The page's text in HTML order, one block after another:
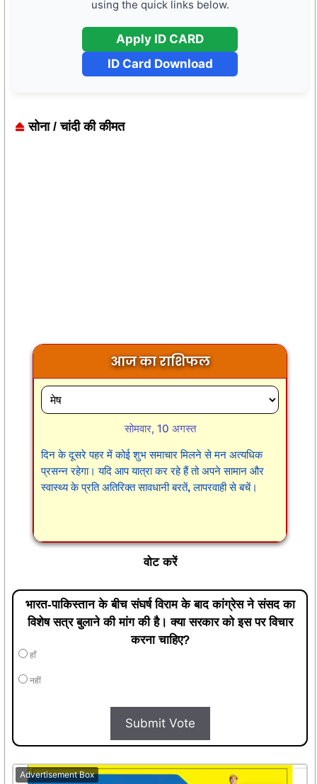
ID Card Download
सोना / चांदी की कीमत
सोमवार, 10 अगस्त
दिन के दूसरे पहर में कोई शुभ समाचार मिलने से मन अत्यधिक
प्रसन्न रहेगा। यदि आप यात्रा कर रहे हैं तो अपने सामान और
स्वास्थ्य के प्रति अतिरिक्त सावधानी बरतें, लापरवाही से बचें।
भारत-पाकिस्तान के बीच संघर्ष विराम के बाद कांग्रेस ने संसद का
करना चाहिए?
हाँ